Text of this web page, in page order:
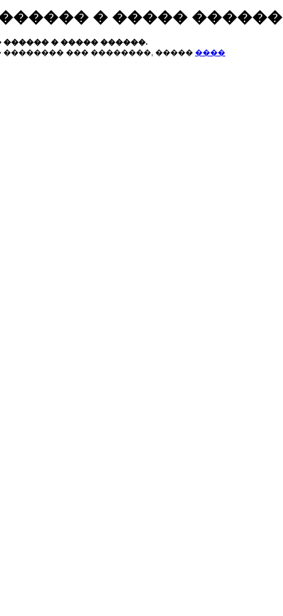
� ����� ������
� ����� ������.
��� ��������, ����� ����